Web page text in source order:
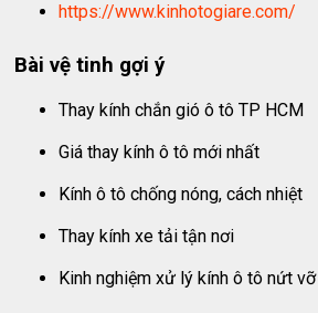
https://www.kinhotogiare.com/
Bài vệ tinh gợi ý
Thay kính chắn gió ô tô TP HCM
Giá thay kính ô tô mới nhất
Kính ô tô chống nóng, cách nhiệt
Thay kính xe tải tận nơi
Kinh nghiệm xử lý kính ô tô nứt vỡ